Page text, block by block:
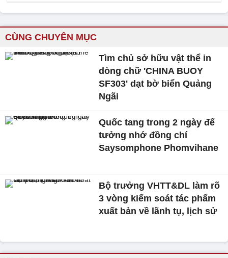
CÙNG CHUYÊN MỤC
Tìm chủ sở hữu vật thể in
dòng chữ 'CHINA BUOY
SF303' dạt bờ biển Quảng
Ngãi
Quốc tang trong 2 ngày để
tưởng nhớ đồng chí
Saysomphone Phomvihane
Bộ trưởng VHTT&DL làm rõ
3 vòng kiểm soát tác phẩm
xuất bản về lãnh tụ, lịch sử